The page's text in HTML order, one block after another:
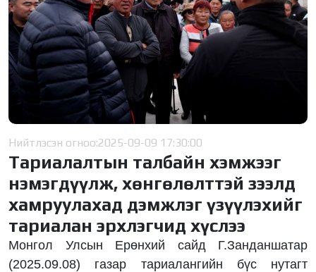
Нийтлэсэн огноо:2025-09-09 17:30:00
Тариалалтын талбайн хэмжээг
нэмэгдүүлж, хөнгөлөлттэй зээлд
хамруулахад дэмжлэг үзүүлэхийг
тариалан эрхлэгчид хүслээ
Монгол Улсын Ерөнхий сайд Г.Занданшатар
(2025.09.08) газар тариалангийн бүс нутагт